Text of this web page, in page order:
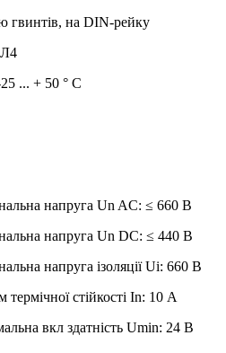
гвинтів, на DIN-рейку
... + 50 ° C
напруга Un AC: ≤ 660 В
напруга Un DC: ≤ 440 В
напруга ізоляції Ui: 660 В
стійкості In: 10 А
вкл здатність Umin: 24 В